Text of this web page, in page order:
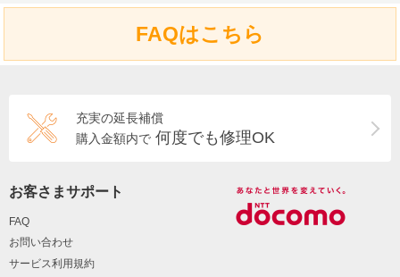
FAQはこちら
充実の延長補償
購入金額内で 何度でも修理OK
お客さまサポート
FAQ
お問い合わせ
サービス利用規約